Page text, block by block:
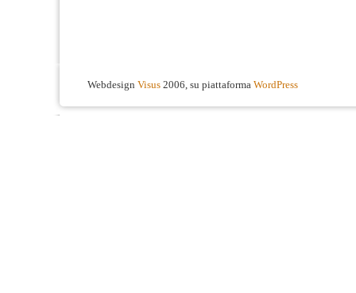
Webdesign Visus 2006, su piattaforma WordPress